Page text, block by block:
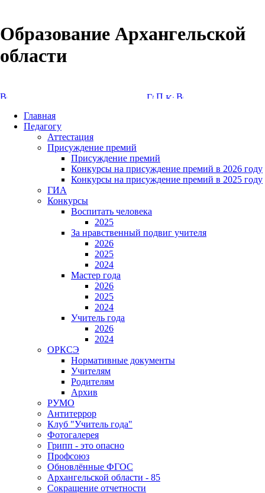
Образование Архангельской
области
Главная
Педагогу
Аттестация
Присуждение премий
Присуждение премий
Конкурсы на присуждение премий в 2026 году
Конкурсы на присуждение премий в 2025 году
ГИА
Конкурсы
Воспитать человека
2025
За нравственный подвиг учителя
2026
2025
2024
Мастер года
2026
2025
2024
Учитель года
2026
2024
ОРКСЭ
Нормативные документы
Учителям
Родителям
Архив
РУМО
Антитеррор
Клуб "Учитель года"
Фотогалерея
Грипп - это опасно
Профсоюз
Обновлённые ФГОС
Архангельской области - 85
Сокращение отчетности